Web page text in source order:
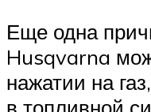
Еще одна
Husqvarna
нажатии на